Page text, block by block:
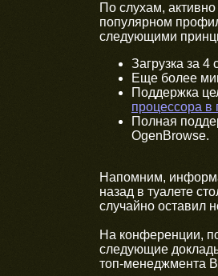
По слухам,
популярном
следующими
Загрузка за 4
Еще более
Поддержка
процессора в
Полная
OgenBrowse.
Напомним,
назад в туалете
случайно оставил
На конференции,
следующие
топ-менеджмента